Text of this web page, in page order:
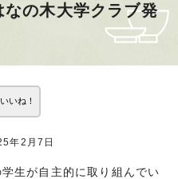
の木大学クラブ発
いいね！
年2月7日
生が自主的に取り組んでい